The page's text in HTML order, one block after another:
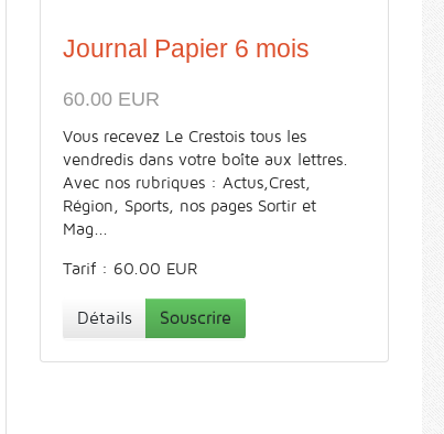
Journal Papier 6 mois
60.00 EUR
Vous recevez Le Crestois tous les
vendredis dans votre boîte aux lettres.
Avec nos rubriques : Actus,Crest,
Région, Sports, nos pages Sortir et
Mag...
Tarif : 60.00 EUR
Détails Souscrire